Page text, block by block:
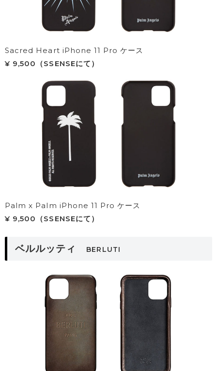
Sacred Heart iPhone 11 Pro ケース
¥ 9,500（SSENSEにて）
Palm x Palm iPhone 11 Pro ケース
¥ 9,500（SSENSEにて）
ベルルッティ BERLUTI